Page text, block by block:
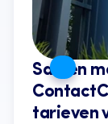
Samen
tarieven